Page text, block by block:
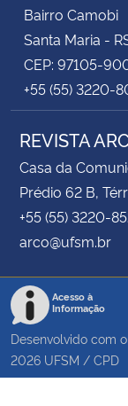
Bairro Camobi
Santa Maria -
CEP: 97105-
+55 (55) 3220-
REVISTA
Casa da
Prédio 62 B,
+55 (55) 3220-
arco@ufsm.br
Acesso à
Informação
Desenvolvido com
2026 UFSM / CPD